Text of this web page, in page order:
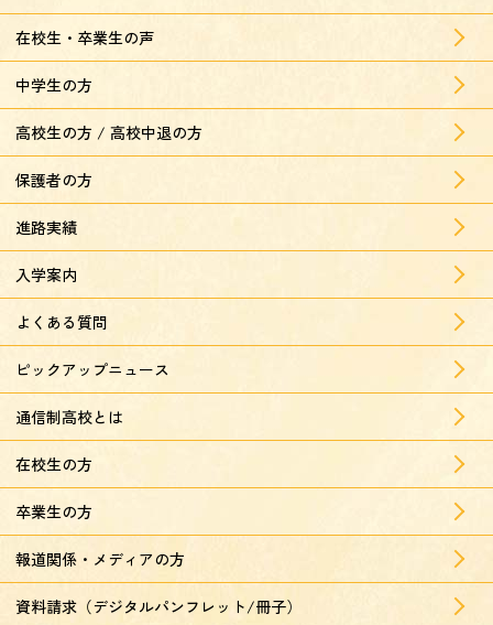
在校生・卒業生の声
中学生の方
高校生の方 / 高校中退の方
保護者の方
進路実績
入学案内
よくある質問
ピックアップニュース
通信制高校とは
在校生の方
卒業生の方
報道関係・メディアの方
資料請求（デジタルパンフレット/冊子）